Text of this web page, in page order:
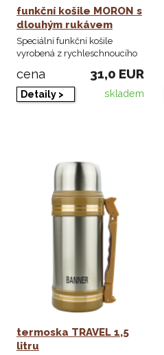
funkční košile MORON s
dlouhým rukávem
Speciální funkční košile
vyrobená z rychleschnoucího
cena 31,0 EUR
Detaily > skladem
termoska TRAVEL 1,5
litru